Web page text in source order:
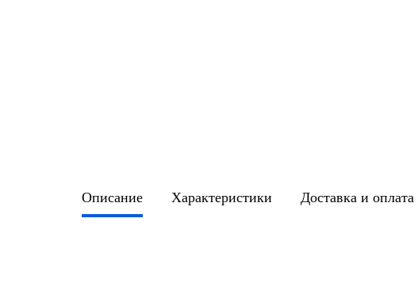
Описание Характеристики Доставка и оплата